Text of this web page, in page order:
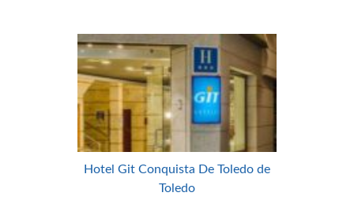
Hotel Git Conquista De Toledo de
Toledo